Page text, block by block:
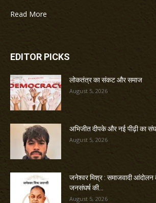
Read More
EDITOR PICKS
लोकतंत्र का संकट और समाज
August 5, 2026
अभिजीत दीपके और नई पीढ़ी का
August 5, 2026
जनेश्वर मिश्र : समाजवादी आंदोलन
जनसंघर्ष की...
August 5, 2026